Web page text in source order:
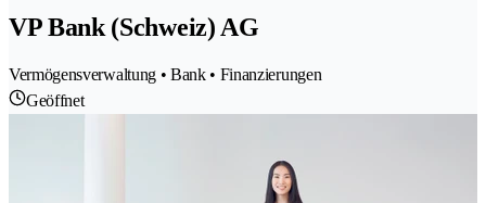
VP Bank (Schweiz) AG
Vermögensverwaltung • Bank • Finanzierungen
Geöffnet